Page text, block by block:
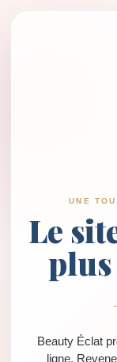
UNE
Le
Beauty Éclat
ligne.